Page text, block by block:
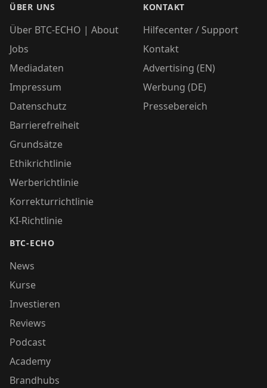
ÜBER UNS
Über BTC-ECHO | About
Jobs
Mediadaten
Impressum
Datenschutz
Barrierefreiheit
Grundsätze
Ethikrichtlinie
Werberichtlinie
Korrekturrichtlinie
KI-Richtlinie
BTC-ECHO
News
Kurse
Investieren
Reviews
Podcast
Academy
Brandhubs
KONTAKT
Hilfecenter / Support
Kontakt
Advertising (EN)
Werbung (DE)
Pressebereich